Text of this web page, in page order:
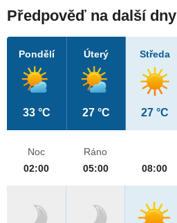
Předpověď na další dny
Pondělí
33 °C
Úterý
27 °C
Středa
27 °C
Noc
02:00
Ráno
05:00
08:00